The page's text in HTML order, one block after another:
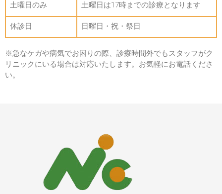
土曜日のみ 土曜日は17時までの診療となります
休診日 日曜日・祝・祭日
※急なケガや病気でお困りの際、診療時間外でもスタッフがク
リニックにいる場合は対応いたします。お気軽にお電話くださ
い。